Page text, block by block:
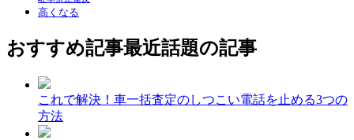
高くなる
おすすめ記事最近話題の記事
これで解決！車一括査定のしつこい電話を止める3つの
方法